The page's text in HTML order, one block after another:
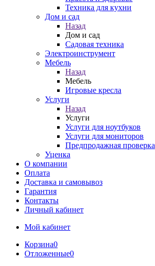
Техника для кухни
Дом и сад
Назад
Дом и сад
Садовая техника
Электроинструмент
Мебель
Назад
Мебель
Игровые кресла
Услуги
Назад
Услуги
Услуги для ноутбуков
Услуги для мониторов
Предпродажная проверка
Уценка
О компании
Оплата
Доставка и самовывоз
Гарантия
Контакты
Личный кабинет
Мой кабинет
Корзина0
Отложенные0